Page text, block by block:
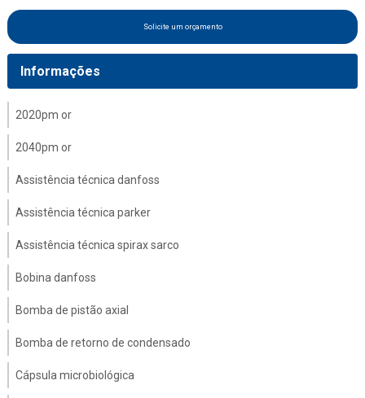
Solicite um orçamento
Informações
2020pm or
2040pm or
Assistência técnica danfoss
Assistência técnica parker
Assistência técnica spirax sarco
Bobina danfoss
Bomba de pistão axial
Bomba de retorno de condensado
Cápsula microbiológica